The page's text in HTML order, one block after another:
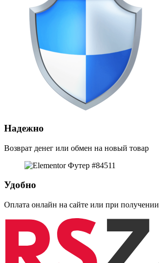
Надежно
Возврат денег или обмен на новый товар
Удобно
Оплата онлайн на сайте или при получении